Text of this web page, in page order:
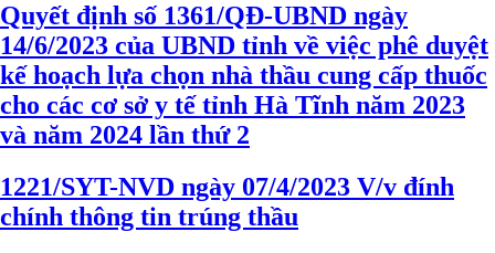
Quyết định số 1361/QĐ-UBND ngày
14/6/2023 của UBND tỉnh về việc phê duyệt
kế hoạch lựa chọn nhà thầu cung cấp thuốc
cho các cơ sở y tế tỉnh Hà Tĩnh năm 2023
và năm 2024 lần thứ 2
1221/SYT-NVD ngày 07/4/2023 V/v đính
chính thông tin trúng thầu